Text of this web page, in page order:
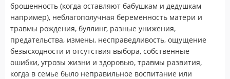
брошенность (когда оставляют бабушкам и дедушкам
например), неблагополучная беременность матери и
травмы рождения, буллинг, разные унижения,
предательства, измены, несправедливость, ощущение
безысходности и отсутствия выбора, собственные
ошибки, угрозы жизни и здоровью, травмы развития,
когда в семье было неправильное воспитание или